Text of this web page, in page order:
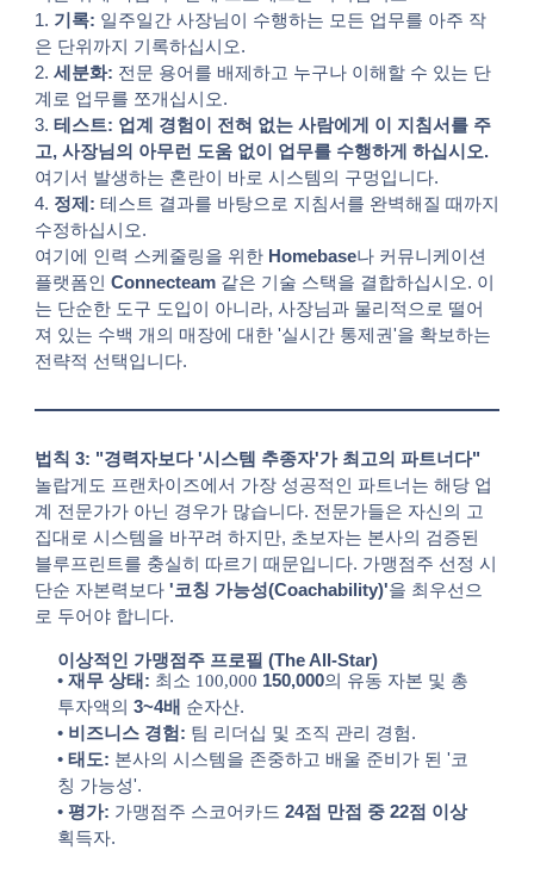
1. 기록: 일주일간 사장님이 수행하는 모든 업무를 아주 작
은 단위까지 기록하십시오.
2. 세분화: 전문 용어를 배제하고 누구나 이해할 수 있는 단
계로 업무를 쪼개십시오.
3. 테스트: 업계 경험이 전혀 없는 사람에게 이 지침서를 주
고, 사장님의 아무런 도움 없이 업무를 수행하게 하십시오.
여기서 발생하는 혼란이 바로 시스템의 구멍입니다.
4. 정제: 테스트 결과를 바탕으로 지침서를 완벽해질 때까지
수정하십시오.
여기에 인력 스케줄링을 위한 Homebase나 커뮤니케이션
플랫폼인 Connecteam 같은 기술 스택을 결합하십시오. 이
는 단순한 도구 도입이 아니라, 사장님과 물리적으로 떨어
져 있는 수백 개의 매장에 대한 '실시간 통제권'을 확보하는
전략적 선택입니다.
법칙 3: "경력자보다 '시스템 추종자'가 최고의 파트너다"
놀랍게도 프랜차이즈에서 가장 성공적인 파트너는 해당 업
계 전문가가 아닌 경우가 많습니다. 전문가들은 자신의 고
집대로 시스템을 바꾸려 하지만, 초보자는 본사의 검증된
블루프린트를 충실히 따르기 때문입니다. 가맹점주 선정 시
단순 자본력보다 '코칭 가능성(Coachability)'을 최우선으
로 두어야 합니다.
이상적인 가맹점주 프로필 (The All-Star)
• 재무 상태: 최소 100,000 150,000의 유동 자본 및 총
투자액의 3~4배 순자산.
• 비즈니스 경험: 팀 리더십 및 조직 관리 경험.
• 태도: 본사의 시스템을 존중하고 배울 준비가 된 '코
칭 가능성'.
• 평가: 가맹점주 스코어카드 24점 만점 중 22점 이상
획득자.